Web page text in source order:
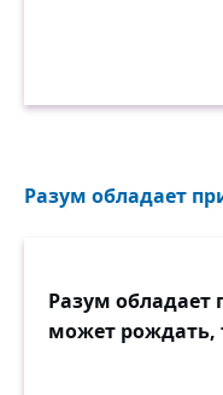
Разум обладает
Разум
может рождать,